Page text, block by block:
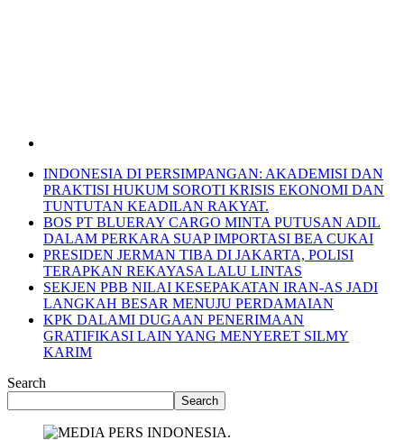
INDONESIA DI PERSIMPANGAN: AKADEMISI DAN
PRAKTISI HUKUM SOROTI KRISIS EKONOMI DAN
TUNTUTAN KEADILAN RAKYAT.
BOS PT BLUERAY CARGO MINTA PUTUSAN ADIL
DALAM PERKARA SUAP IMPORTASI BEA CUKAI
PRESIDEN JERMAN TIBA DI JAKARTA, POLISI
TERAPKAN REKAYASA LALU LINTAS
SEKJEN PBB NILAI KESEPAKATAN IRAN-AS JADI
LANGKAH BESAR MENUJU PERDAMAIAN
KPK DALAMI DUGAAN PENERIMAAN
GRATIFIKASI LAIN YANG MENYERET SILMY
KARIM
Search
Search